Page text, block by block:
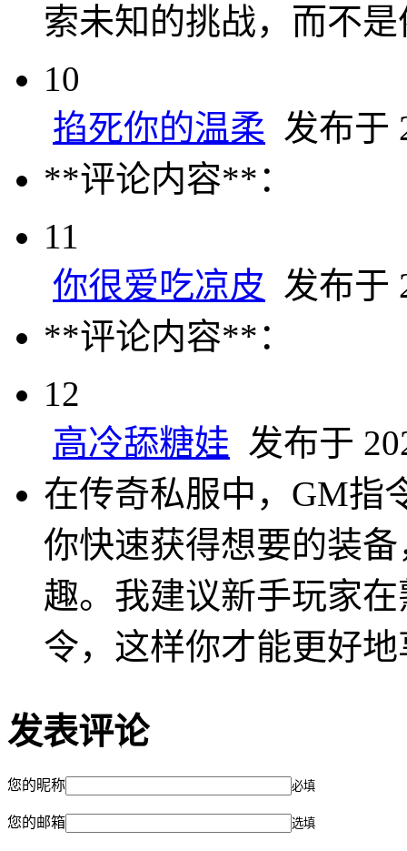
索未知的挑战，而不
10
掐死你的温柔 发布于
**评论内容**：
11
你很爱吃凉皮 发布于
**评论内容**：
12
高冷舔糖娃 发布于
在传奇私服中，GM指
你快速获得想要的装
趣。我建议新手玩家
令，这样你才能更好
发表评论
您的昵称 必填
您的邮箱 选填